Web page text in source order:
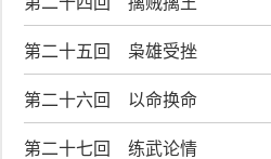
第二十五回 枭雄受挫
第二十六回 以命换命
第二十七回 练武论情